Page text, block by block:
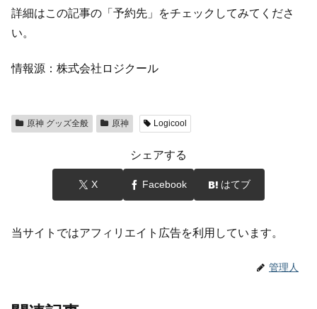
詳細はこの記事の「予約先」をチェックしてみてくださ
い。
情報源：株式会社ロジクール
原神 グッズ全般 原神 Logicool
シェアする
X Facebook はてブ
当サイトではアフィリエイト広告を利用しています。
管理人